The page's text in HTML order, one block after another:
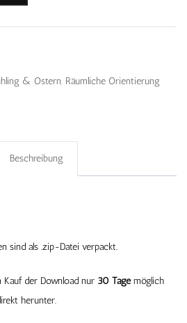
& Ostern, Räumliche Orientierung
Beschreibung
sind als .zip-Datei verpackt.
Kauf der Download nur 30 Tagemöglich
herunter.